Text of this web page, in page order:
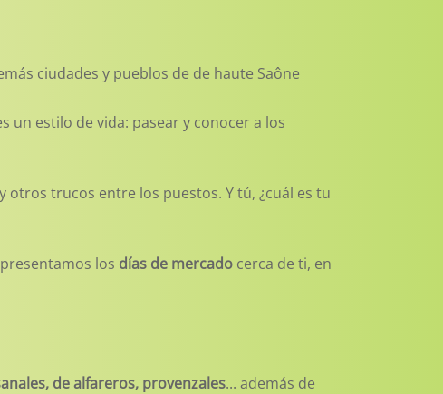
ciudades y pueblos de de haute Saône
un estilo de vida: pasear y conocer a los
trucos entre los puestos. Y tú, ¿cuál es tu
los días de mercado cerca de ti, en
de alfareros, provenzales... además de